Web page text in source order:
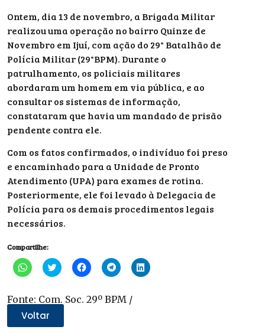
Ontem, dia 13 de novembro, a Brigada Militar
realizou uma operação no bairro Quinze de
Novembro em Ijuí, com ação do 29° Batalhão de
Polícia Militar (29°BPM). Durante o
patrulhamento, os policiais militares
abordaram um homem em via pública, e ao
consultar os sistemas de informação,
constataram que havia um mandado de prisão
pendente contra ele.
Com os fatos confirmados, o indivíduo foi preso
e encaminhado para a Unidade de Pronto
Atendimento (UPA) para exames de rotina.
Posteriormente, ele foi levado à Delegacia de
Polícia para os demais procedimentos legais
necessários.
Compartilhe:
Clique
para
WhatsApp(abre
em
nova
janela)
Clique
para
Twitter(abre
em
Clique
para
Facebook(abre
em
Clique
para
Telegram(abre
em
Clique
para
Fonte: Com. Soc. 29º BPM /
Voltar